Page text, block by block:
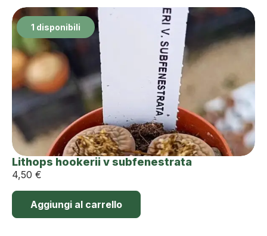
1 disponibili
Lithops hookerii v subfenestrata
4,50 €
Aggiungi al carrello